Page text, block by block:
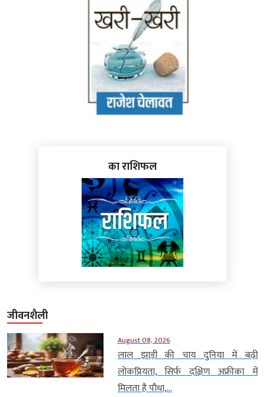
का राशिफल
जीवनशैली
August 08, 2026
लाल झाड़ी की चाय दुनिया में बढ़ी
लोकप्रियता, सिर्फ दक्षिण अफ्रीका में
मिलता है पौधा,...